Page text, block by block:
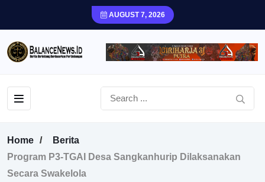
AUGUST 7, 2026
Home
Berita
Program P3-TGAI Desa Sangkanhurip Dilaksanakan
Secara Swakelola